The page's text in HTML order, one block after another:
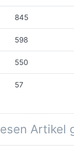
845
598
550
57
Artikel